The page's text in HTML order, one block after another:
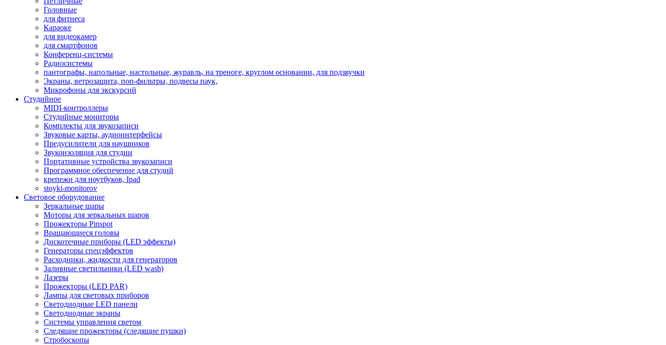
Головные
для фитнеса
Караоке
для видеокамер
для смартфонов
Конференц-системы
Радиосистемы
пантографы, напольные, настольные, журавль, на треноге, круглом основании, для подзвучки
Экраны, ветрозащита, поп-фильтры, подвесы паук,
Микрофоны для экскурсий
Студийное
MIDI-контроллеры
Студийные мониторы
Комплекты для звукозаписи
Звуковые карты, аудиоинтерфейсы
Предусилители для наушников
Звукоизоляция для студии
Портативные устройства звукозаписи
Программное обеспечение для студий
крепежи для ноутбуков, Ipad
stoyki-monitorov
Световое оборудование
Зеркальные шары
Моторы для зеркальных шаров
Прожекторы Pinspot
Вращающиеся головы
Дискотечные приборы (LED эффекты)
Генераторы спецэффектов
Расходники, жидкости для генераторов
Заливные светильники (LED wash)
Лазеры
Прожекторы (LED PAR)
Лампы для световых приборов
Светодиодные LED панели
Светодиодные экраны
Системы управления светом
Следящие прожекторы (следящие пушки)
Стробоскопы